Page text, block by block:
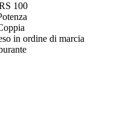
100
in ordine di marcia